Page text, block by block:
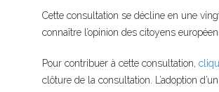
Cette consultation se décline en une
connaître l’opinion des citoyens
Pour contribuer à cette consultation,
clôture de la consultation. L’adoption